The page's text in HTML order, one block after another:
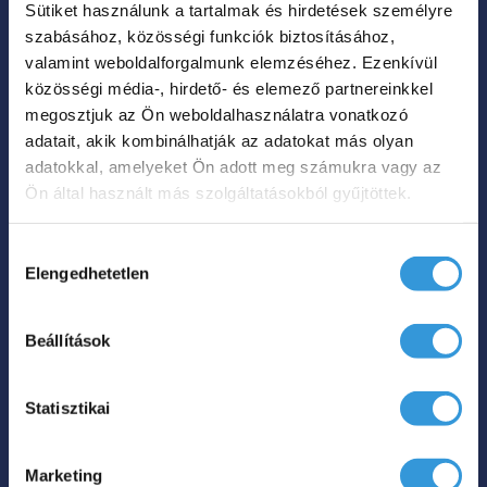
Sütiket használunk a tartalmak és hirdetések személyre
szabásához, közösségi funkciók biztosításához,
valamint weboldalforgalmunk elemzéséhez. Ezenkívül
közösségi média-, hirdető- és elemező partnereinkkel
megosztjuk az Ön weboldalhasználatra vonatkozó
adatait, akik kombinálhatják az adatokat más olyan
adatokkal, amelyeket Ön adott meg számukra vagy az
Ön által használt más szolgáltatásokból gyűjtöttek.
kiválasztása
Elengedhetetlen
Beállítások
Statisztikai
Marketing
Vanilla szabadon álló
műmárvány kád
845 000Ft – 915 000Ft
000 Ft
-
915
000 Ft
Hol tudom megvenni?
A
a
termékoldalon
választhatók
ki
terméknek
variációja